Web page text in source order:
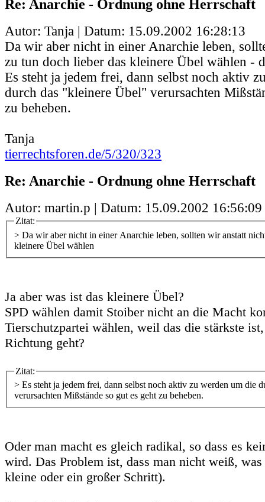
Re: Anarchie - Ordnung ohne Herrschaft
Autor: Tanja | Datum: 15.09.2002 16:28:13
Da wir aber nicht in einer Anarchie leben,
zu tun doch lieber das kleinere Übel wählen -
Es steht ja jedem frei, dann selbst noch aktiv
durch das "kleinere Übel" verursachten
zu beheben.
Tanja
tierrechtsforen.de/5/320/323
Re: Anarchie - Ordnung ohne Herrschaft
Autor: martin.p | Datum: 15.09.2002 16:56:09
Zitat:
> Da wir aber nicht in einer Anarchie leben, sollten wir anstatt
kleinere Übel wählen
Ja aber was ist das kleinere Übel?
SPD wählen damit Stoiber nicht an die Macht
Tierschutzpartei wählen, weil das die stärkste
Richtung geht?
Zitat:
> Es steht ja jedem frei, dann selbst noch aktiv zu werden um die
verursachten Mißstände so gut es geht zu beheben.
Oder man macht es gleich radikal, so dass es
wird. Das Problem ist, dass man nicht weiß,
kleine oder ein großer Schritt).